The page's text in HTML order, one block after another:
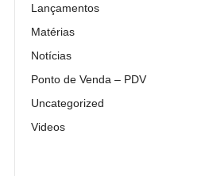
Lançamentos
Matérias
Notícias
Ponto de Venda – PDV
Uncategorized
Videos